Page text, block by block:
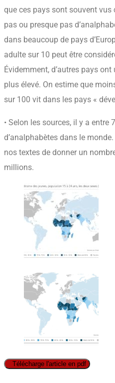
que ces pays sont souvent vus
pas ou presque pas
dans beaucoup de pays
adulte sur 10 peut être
Évidemment, d’autres pays
plus élevé. On estime que
sur 100 vit dans les pays «
• Selon les sources, il y a
d’analphabètes dans le
nos textes de donner un
millions.
Télécharge l'article en pdf